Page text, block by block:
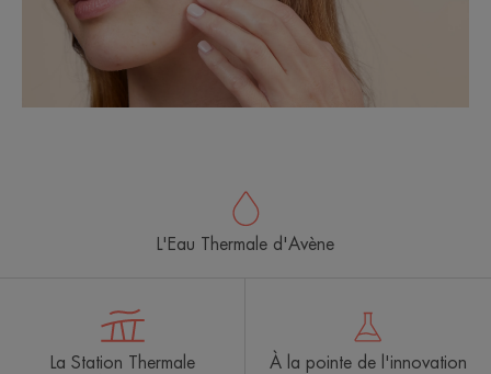
L'Eau Thermale d'Avène
La Station Thermale
À la pointe de l'innovation